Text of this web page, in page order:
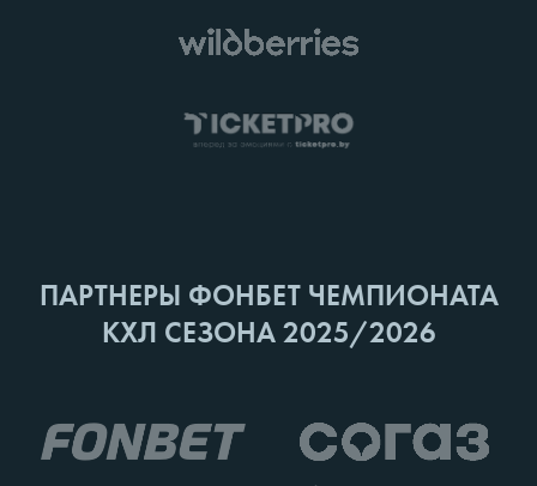
ПАРТНЕРЫ ФОНБЕТ ЧЕМПИОНАТА
КХЛ СЕЗОНА 2025/2026